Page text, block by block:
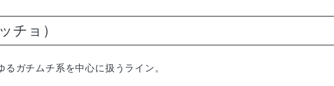
チョ）
ガチムチ系を中心に扱うライン。